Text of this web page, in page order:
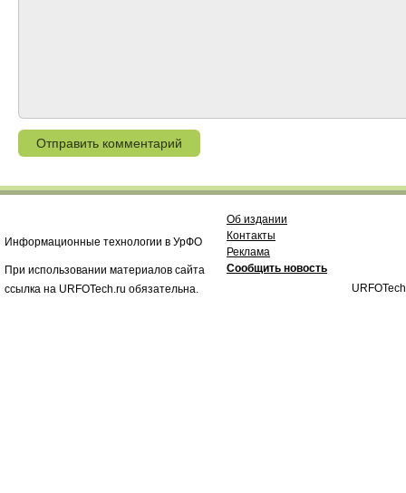
Информационные технологии в УрФО
При использовании материалов сайта
ссылка на URFOTech.ru обязательна.
Об издании
Контакты
Реклама
Сообщить новость